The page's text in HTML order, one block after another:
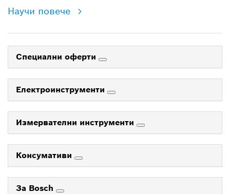
Научи повече
Специални оферти
Електроинструменти
Измервателни инструменти
Консумативи
За Bosch